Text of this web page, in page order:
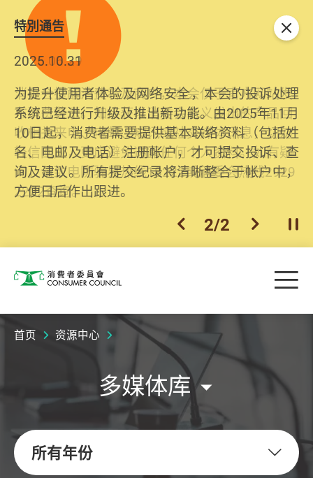
特別通告
2026.06.29
消委会提醒消费者及商户，本会仅于官方网站发
布消费警示。如接获以消委会名义发出的产品回
收相关来电、电邮、短讯或社交媒体讯息，切勿
轻信回应，更应避免透露任何个人资料。如有疑
问，请致电防骗易热线18222或消委会热线2929
2222查询。
2025.10.31
为提升使用者体验及网络安全，本会的投诉处理
系统已经进行升级及推出新功能。由2025年11月
10日起，消费者需要提供基本联络资料（包括姓
名、电邮及电话）注册帐户，才可提交投诉、查
询及建议。所有提交纪录将清晰整合于帐户中，
方便日后作出跟进。
上一个
2/2 下一个开
关闭
消费者委员会 目
首页 资源中心
多媒体库
所有年份